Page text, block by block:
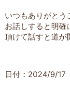
いつもありがとう
お話しすると明確
頂けて話すと道が
日付：2024/9/17